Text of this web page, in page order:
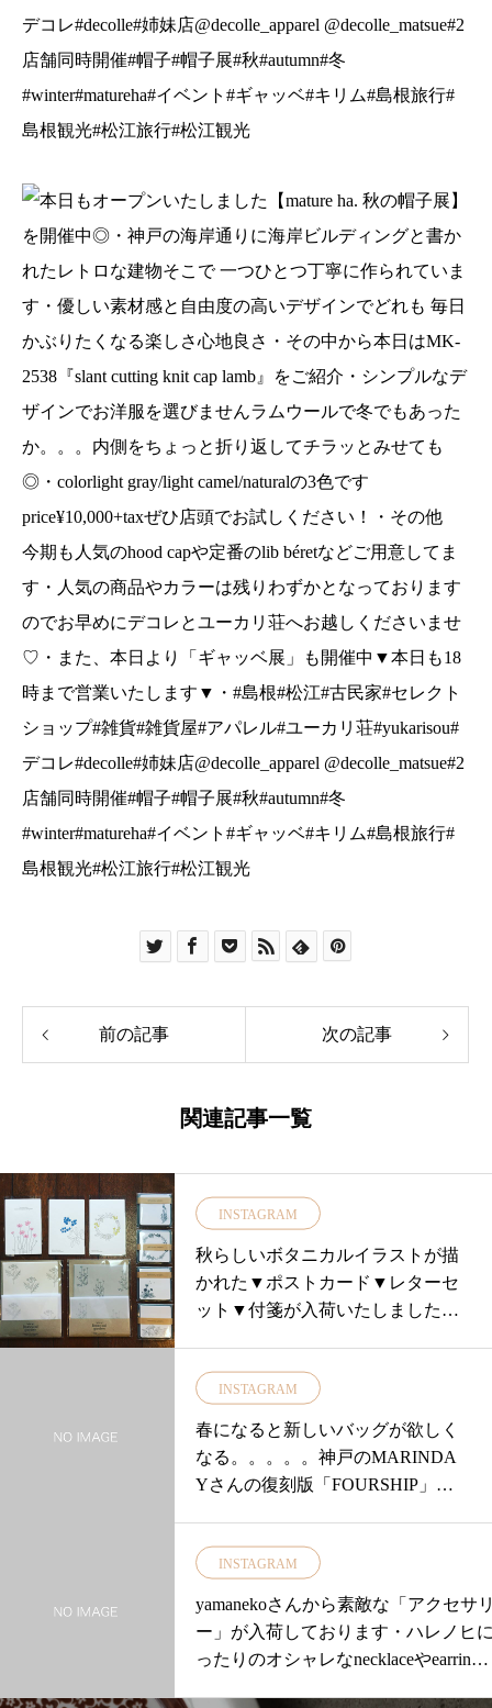
デコレ#decolle#姉妹店@decolle_apparel @decolle_matsue#2
店舗同時開催#帽子#帽子展#秋#autumn#冬
#winter#matureha#イベント#ギャッベ#キリム#島根旅行#
島根観光#松江旅行#松江観光
前の記事 次の記事
関連記事一覧
INSTAGRAM
秋らしいボタニカルイラストが描
かれた▼ポストカード▼レターセ
ット▼付箋が入荷いたしました！.
ちょっとした一言を添えるのに便
利ですね.また、ボタニカルイラス
トのマスキングテープも入荷して
おりますのでぜひ店頭で、チェッ
荘#yukarisou#島根#松江#古民家#セ
レクトショップ#ライフスタイルシ
ョップ#雑貨#雑貨屋#ステーショナ
リー#ポストカード#付箋#レターセ
ット#手紙#マスキングテープ
INSTAGRAM
春になると新しいバッグが欲しく
なる。。。。。神戸のMARINDA
Yさんの復刻版「FOURSHIP」は
グ・ショルダーベルトに取り付け
られたフックの位置を変えること
で持ち手の長さを調節することが
できます！・マチもしっかりある
側には巾着タイプのポケットが付
INSTAGRAM
yamanekoさんから素敵な「アクセサ
ー」が入荷しております・ハレノヒ
ったりのオシャレなnecklaceやearrin